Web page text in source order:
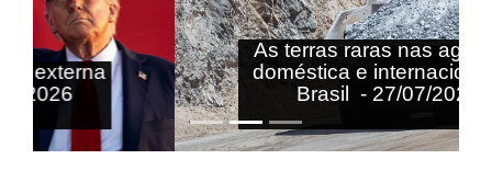
As terras raras nas agendas
doméstica e internacional do
Brasil - 27/07/2026